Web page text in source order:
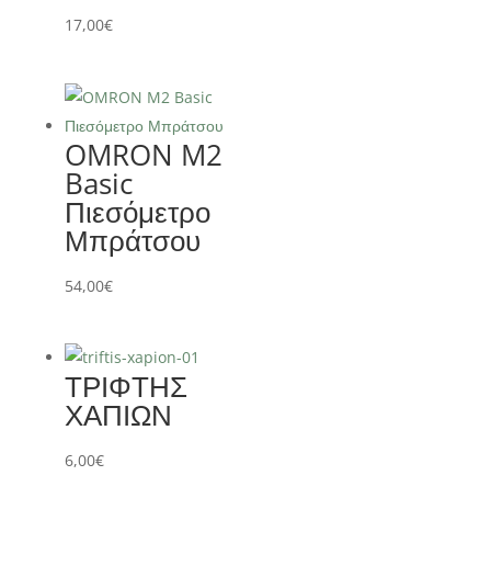
17,00€
OMRON M2
Basic
Πιεσόμετρο
Μπράτσου
54,00€
ΤΡΙΦΤΗΣ
ΧΑΠΙΩΝ
6,00€